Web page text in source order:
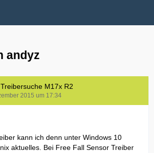
andyz
M17x R2
2015 um 17:34
kann ich denn unter Windows 10
aktuelles. Bei Free Fall Sensor Treiber